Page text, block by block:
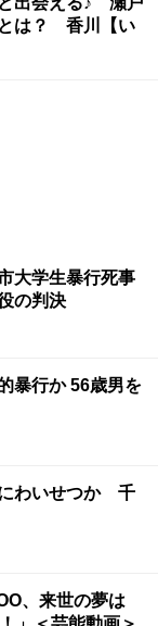
は？ 香川【い
大学生暴行死事
の判決
暴行か 56歳男を
わいせつか 千
、来世の夢は